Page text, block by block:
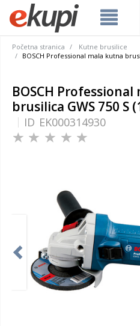
Početna stranica
Kutne brusilice
BOSCH Professional mala kutna
BOSCH
brusilica GWS 750 S
ID EK000314930